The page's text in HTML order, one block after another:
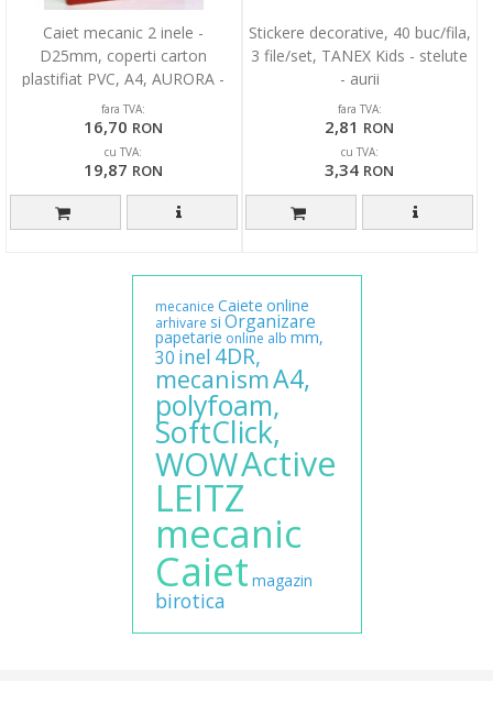
Caiet mecanic 2 inele -
D25mm, coperti carton
plastifiat PVC, A4, AURORA -
rosu
fara TVA:
16,70 RON
cu TVA:
19,87 RON
Stickere decorative, 40 buc/fila,
3 file/set, TANEX Kids - stelute
- aurii
fara TVA:
2,81 RON
cu TVA:
3,34 RON
mecanice Caiete online
arhivare si Organizare
papetarie online alb mm,
30 inel 4DR,
mecanismA4,
polyfoam,
SoftClick,
WOWActive
LEITZ
mecanic
Caiet magazin
birotica